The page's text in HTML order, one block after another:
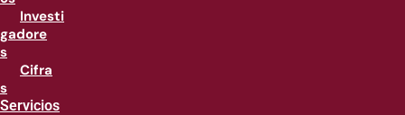
Investi
gadore
s
Cifra
s
Servicios